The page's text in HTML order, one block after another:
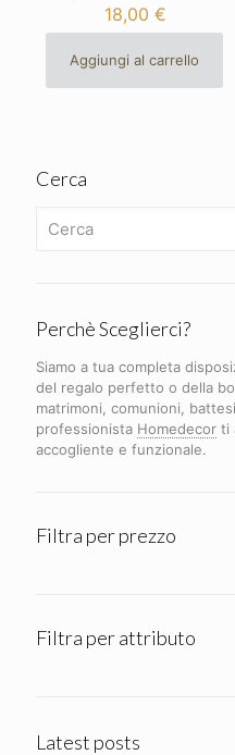
18,00€
Aggiungi al carrello
Cerca
Perchè Sceglierci?
Siamo a tua completa
del regalo perfetto o della
matrimoni, comunioni,
professionista Homedecor ti
accogliente e funzionale.
Filtra per prezzo
Filtra per attributo
Latest posts